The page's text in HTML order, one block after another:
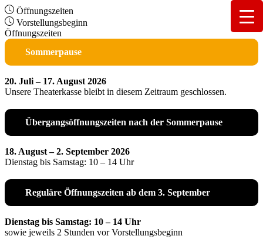
Öffnungszeiten
Vorstellungsbeginn
Öffnungszeiten
Sommerpause
20. Juli – 17. August 2026
Unsere Theaterkasse bleibt in diesem Zeitraum geschlossen.
Übergangsöffnungszeiten nach der Sommerpause
18. August – 2. September 2026
Dienstag bis Samstag: 10 – 14 Uhr
Reguläre Öffnungszeiten ab dem 3. September
Dienstag bis Samstag: 10 – 14 Uhr
sowie jeweils 2 Stunden vor Vorstellungsbeginn